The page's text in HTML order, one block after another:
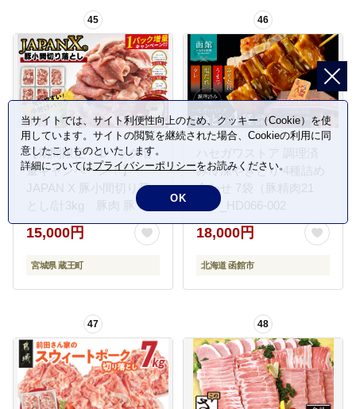
45
【期間限定・1パック増
量キャンペーン！】
JAPAN X 豚小間切り落
とし/計3kg 豚肉 豚 ブ
ランド豚 小分け 豚こま
豚小間 切落し ジャパン
エックス 蔵王 人気
15,000円
宮城県 蔵王町
46
ハセガワストア 調理済
み冷凍やきとり 4種詰め
合わせ 7袋（豚精肉21
本）_HD066-002
18,000円
北海道 函館市
47 48
当サイトでは、サイト利便性向上のため、クッキー（Cookie）を使
用しています。サイトの閲覧を継続された場合、Cookieの利用に同
意したことものといたします。
詳細についてはプライバシーポリシーをお読みください。
OK